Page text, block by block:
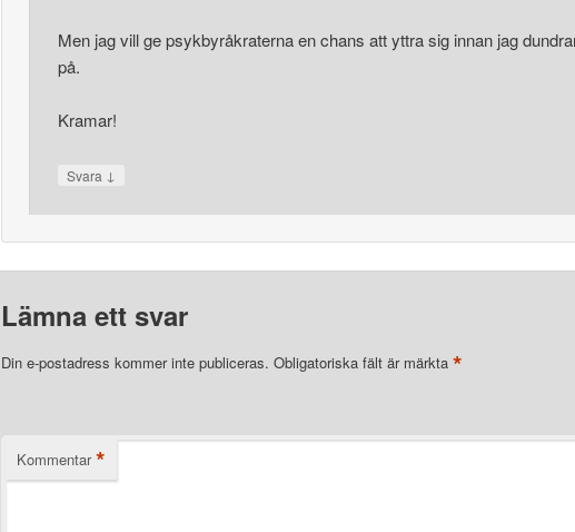
Men jag vill ge psykbyråkraterna en chans att yttra sig innan jag
på.
Kramar!
Svara ↓
Lämna ett svar
Din e-postadress kommer inte publiceras. Obligatoriska fält är märkta *
Kommentar *